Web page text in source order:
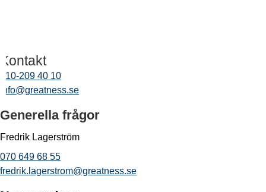
Kontakt
010-209 40 10
info@greatness.se
Generella frågor
Fredrik Lagerström
070 649 68 55
fredrik.lagerstrom@greatness.se